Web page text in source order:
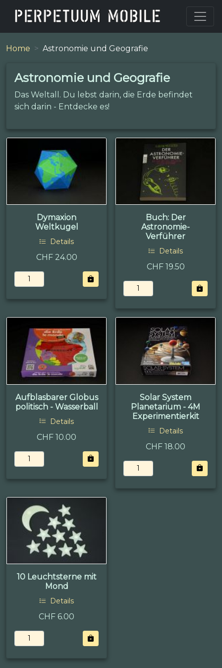
Home Astronomie und Geografie
Astronomie und Geografie
Das Weltall. Du lebst darin, die Erde befindet
sich darin - Entdecke es!
Dymaxion
Weltkugel
Details
CHF 24.00
Buch: Der
Astronomie-
Verführer
Details
CHF 19.50
Aufblasbarer Globus
politisch - Wasserball
Details
CHF 10.00
Solar System
Planetarium - 4M
Experimentierkit
Details
CHF 18.00
10 Leuchtsterne mit
Mond
Details
CHF 6.00